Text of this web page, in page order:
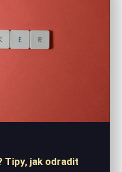
jak odradit